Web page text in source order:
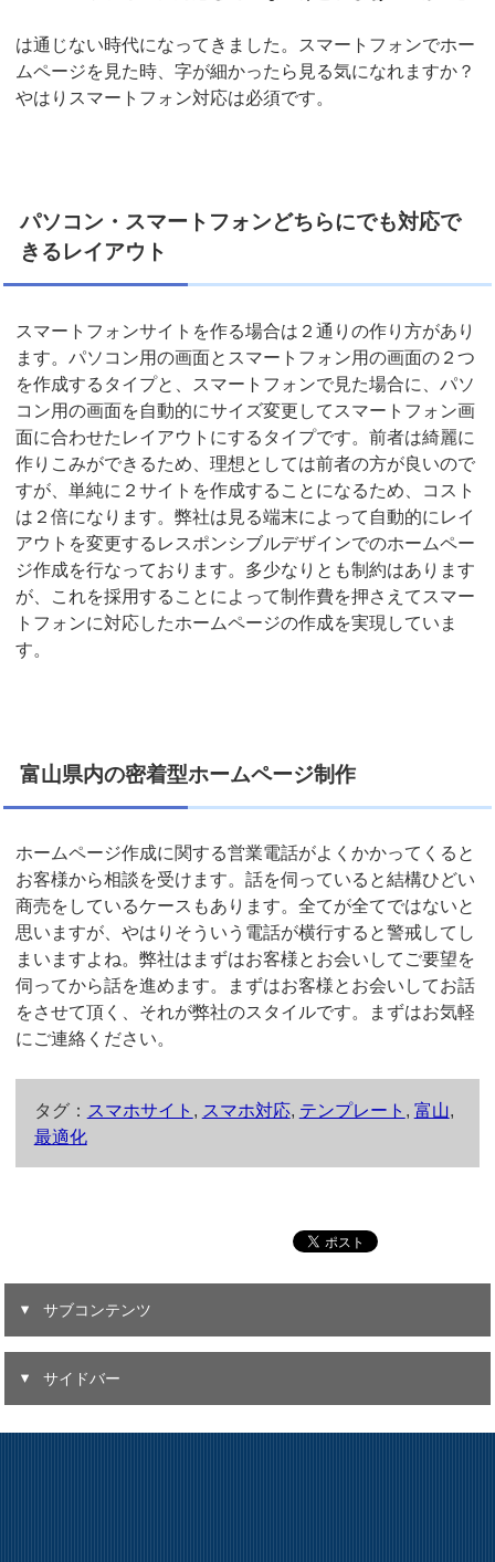
は通じない時代になってきました。スマートフォンでホー
ムページを見た時、字が細かったら見る気になれますか？
やはりスマートフォン対応は必須です。
パソコン・スマートフォンどちらにでも対応で
きるレイアウト
スマートフォンサイトを作る場合は２通りの作り方があり
ます。パソコン用の画面とスマートフォン用の画面の２つ
を作成するタイプと、スマートフォンで見た場合に、パソ
コン用の画面を自動的にサイズ変更してスマートフォン画
面に合わせたレイアウトにするタイプです。前者は綺麗に
作りこみができるため、理想としては前者の方が良いので
すが、単純に２サイトを作成することになるため、コスト
は２倍になります。弊社は見る端末によって自動的にレイ
アウトを変更するレスポンシブルデザインでのホームペー
ジ作成を行なっております。多少なりとも制約はあります
が、これを採用することによって制作費を押さえてスマー
トフォンに対応したホームページの作成を実現していま
す。
富山県内の密着型ホームページ制作
ホームページ作成に関する営業電話がよくかかってくると
お客様から相談を受けます。話を伺っていると結構ひどい
商売をしているケースもあります。全てが全てではないと
思いますが、やはりそういう電話が横行すると警戒してし
まいますよね。弊社はまずはお客様とお会いしてご要望を
伺ってから話を進めます。まずはお客様とお会いしてお話
をさせて頂く、それが弊社のスタイルです。まずはお気軽
にご連絡ください。
タグ： スマホサイト , スマホ対応, テンプレート , 富山,
最適化
サブコンテンツ
サイドバー